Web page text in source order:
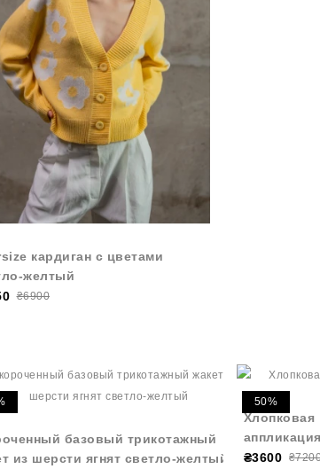
кардиган с цветами
желтый
₴6900
базовый трикотажный
из шерсти ягнят светло-желтый
50%
Хлопковая
₴3600